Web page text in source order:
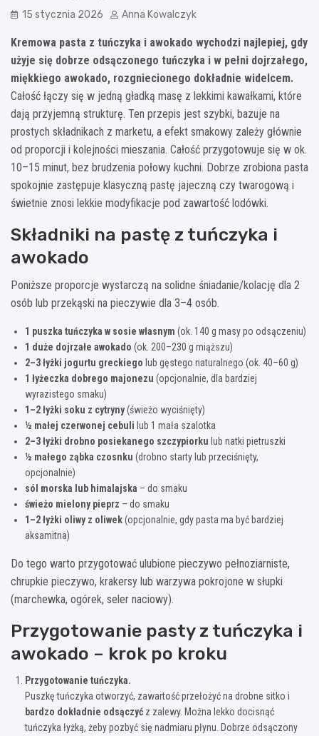
15 stycznia 2026 Anna Kowalczyk
Kremowa pasta z tuńczyka i awokado wychodzi najlepiej, gdy
użyje się dobrze odsączonego tuńczyka i w pełni dojrzałego,
miękkiego awokado, rozgniecionego dokładnie widelcem.
Całość łączy się w jedną gładką masę z lekkimi kawałkami, które
dają przyjemną strukturę. Ten przepis jest szybki, bazuje na
prostych składnikach z marketu, a efekt smakowy zależy głównie
od proporcji i kolejności mieszania. Całość przygotowuje się w ok.
10–15 minut, bez brudzenia połowy kuchni. Dobrze zrobiona pasta
spokojnie zastępuje klasyczną pastę jajeczną czy twarogową i
świetnie znosi lekkie modyfikacje pod zawartość lodówki.
Składniki na pastę z tuńczyka i
awokado
Poniższe proporcje wystarczą na solidne śniadanie/kolację dla 2
osób lub przekąski na pieczywie dla 3–4 osób.
1 puszka tuńczyka w sosie własnym (ok. 140 g masy po odsączeniu)
1 duże dojrzałe awokado (ok. 200–230 g miąższu)
2–3 łyżki jogurtu greckiego lub gęstego naturalnego (ok. 40–60 g)
1 łyżeczka dobrego majonezu (opcjonalnie, dla bardziej
wyrazistego smaku)
1–2 łyżki soku z cytryny(świeżo wyciśnięty)
½ małej czerwonej cebuli lub 1 mała szalotka
2–3 łyżki drobno posiekanego szczypiorku lub natki pietruszki
½ małego ząbka czosnku (drobno starty lub przeciśnięty,
opcjonalnie)
sól morska lub himalajska – do smaku
świeżo mielony pieprz – do smaku
1–2 łyżki oliwy z oliwek(opcjonalnie, gdy pasta ma być bardziej
aksamitna)
Do tego warto przygotować ulubione pieczywo pełnoziarniste,
chrupkie pieczywo, krakersy lub warzywa pokrojone w słupki
(marchewka, ogórek, seler naciowy).
Przygotowanie pasty z tuńczyka i
awokado – krok po kroku
Przygotowanie tuńczyka.
Puszkę tuńczyka otworzyć, zawartość przełożyć na drobne sitko i
bardzo dokładnie odsączyć z zalewy. Można lekko docisnąć
tuńczyka łyżką, żeby pozbyć się nadmiaru płynu. Dobrze odsączony